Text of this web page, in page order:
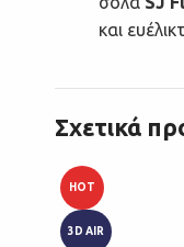
και
Σχετικά
HOT
3D AIR